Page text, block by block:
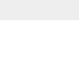
Ökosystem.